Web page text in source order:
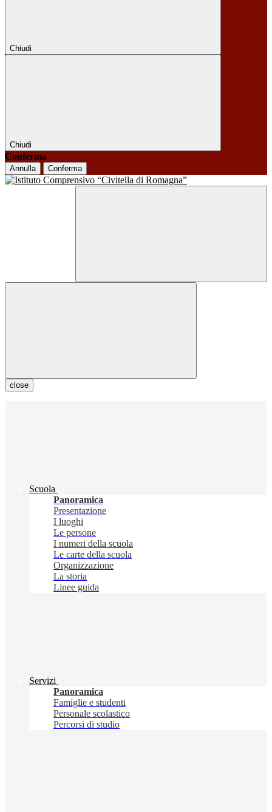
Chiudi
Chiudi
Conferma
Annulla Conferma
close
Scuola
Panoramica
Presentazione
I luoghi
Le persone
I numeri della scuola
Le carte della scuola
Organizzazione
La storia
Linee guida
Servizi
Panoramica
Famiglie e studenti
Personale scolastico
Percorsi di studio